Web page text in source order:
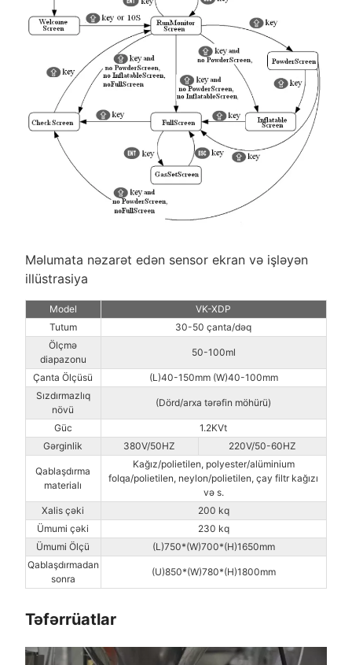
Məlumata nəzarət edən sensor ekran və işləyən
illüstrasiya
Model
VK-XDP
Tutum
30-50 çanta/dəq
Ölçmə
diapazonu
50-100ml
Çanta Ölçüsü
(L)40-150mm (W)40-100mm
Sızdırmazlıq
növü
(Dörd/arxa tərəfin möhürü)
Güc
1.2KVt
Gərginlik
380V/50HZ 220V/50-60HZ
Qablaşdırma
materialı
Kağız/polietilen, polyester/alüminium
folqa/polietilen, neylon/polietilen, çay filtr kağızı
və s.
Xalis çəki
200 kq
Ümumi çəki
230 kq
Ümumi Ölçü
(L)750*(W)700*(H)1650mm
Qablaşdırmadan
sonra
(U)850*(W)780*(H)1800mm
Təfərrüatlar